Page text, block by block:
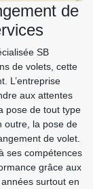
de
SB
de volets, cette
L’entreprise
aux attentes
pose de tout type
outre, la pose de
de volet.
ses compétences
grâce aux
surtout en